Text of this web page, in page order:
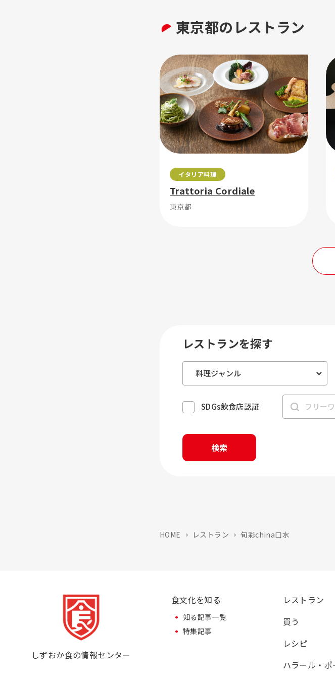
東京都のレストラン
イタリア料理
Trattoria Cordiale
東京都
レストランを探す
SDGs飲食店認証
検索
HOME レストラン 旬彩china口水
しずおか食の情報センター
食文化を知る
知る記事一覧
特集記事
レストラン
買う
レシピ
ハラール・ポ